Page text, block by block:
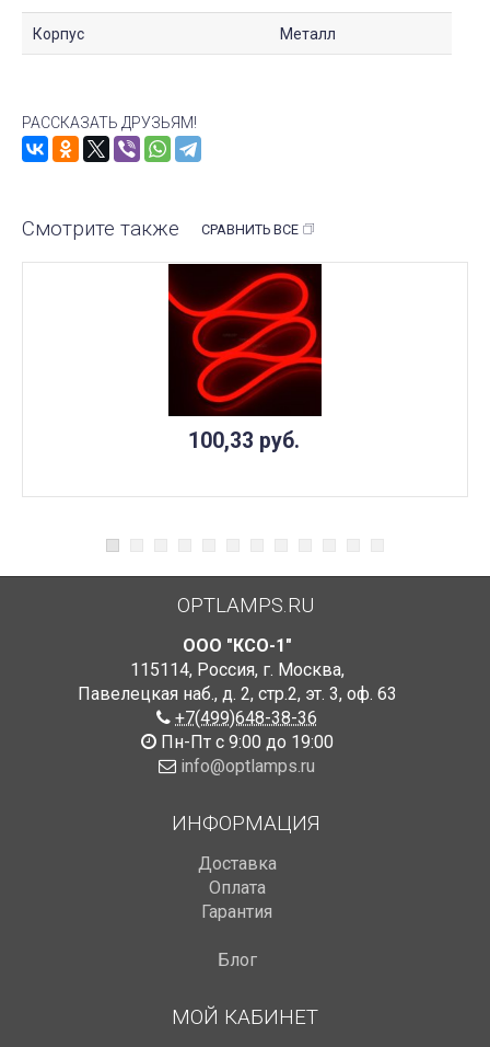
Корпус Металл
РАССКАЗАТЬ ДРУЗЬЯМ!
Смотрите также СРАВНИТЬ ВСЕ
100,33 руб.
OPTLAMPS.RU
ООО "КСО-1"
115114, Россия, г. Москва,
Павелецкая наб., д. 2, стр.2, эт. 3, оф. 63
+7(499)648-38-36
Пн-Пт с 9:00 до 19:00
info@optlamps.ru
ИНФОРМАЦИЯ
Доставка
Оплата
Гарантия
Блог
МОЙ КАБИНЕТ